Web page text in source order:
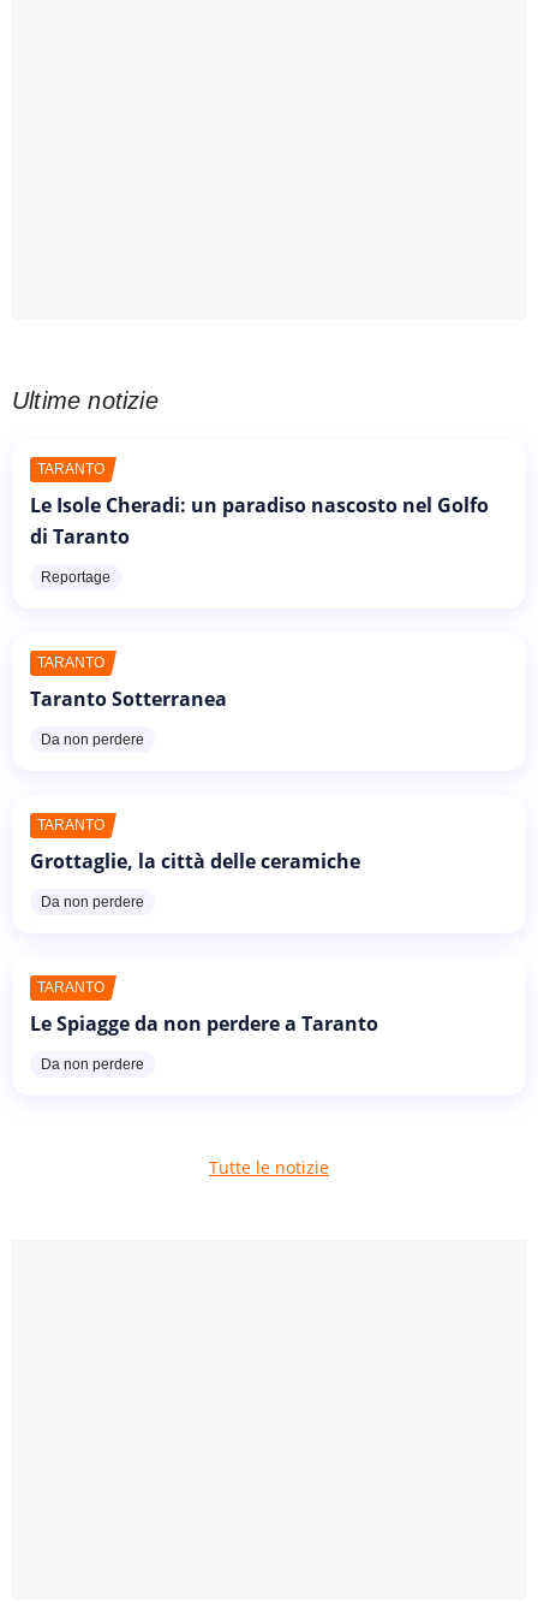
Ultime notizie
TARANTO
Le Isole Cheradi: un paradiso nascosto nel Golfo
di Taranto
Reportage
TARANTO
Taranto Sotterranea
Da non perdere
TARANTO
Grottaglie, la città delle ceramiche
Da non perdere
TARANTO
Le Spiagge da non perdere a Taranto
Da non perdere
Tutte le notizie